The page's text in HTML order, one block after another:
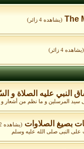
The (يشاهده 4 زائر)
(يشاهده 4 زائر)
النبي عليه الصلاة و
سيد المرسلين و ما نظم من أشعار
بصيغ الصلاوات (يشاهده 2 زائر)
على النبى صلى الله عليه وسلم